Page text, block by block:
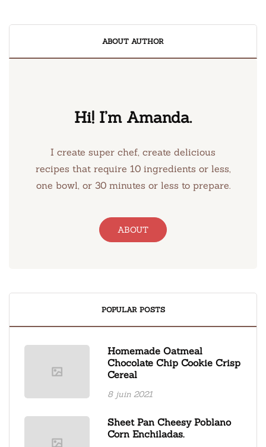
ABOUT AUTHOR
Hi! I’m Amanda.
I create super chef, create delicious
recipes that require 10 ingredients or less,
one bowl, or 30 minutes or less to prepare.
ABOUT
POPULAR POSTS
Homemade Oatmeal
Chocolate Chip Cookie Crisp
Cereal
8 juin 2021
Sheet Pan Cheesy Poblano
Corn Enchiladas.